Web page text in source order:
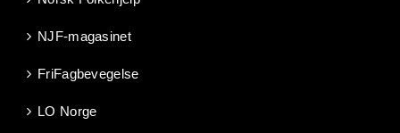
NJF-magasinet
FriFagbevegelse
LO Norge